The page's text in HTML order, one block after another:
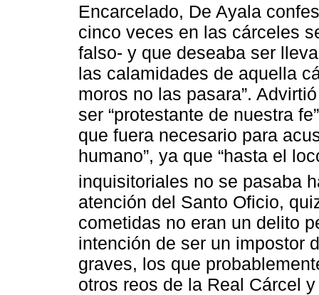
Encarcelado, De Ayala
cinco veces en las cárceles
falso- y que deseaba ser
las calamidades de aquella
moros no las pasara”.
ser “protestante de nuestra
que fuera necesario para
humano”, ya que “hasta el
inquisitoriales no se pasaba
atención del Santo Oficio,
cometidas no eran un delito
intención de ser un impostor
graves, los que
otros reos de la Real Cárcel